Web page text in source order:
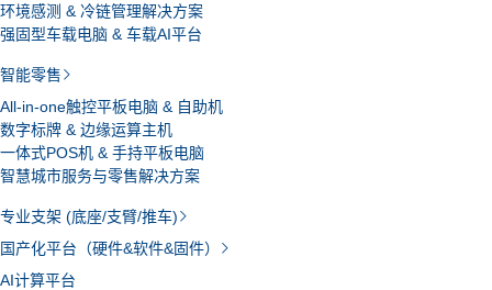
环境感测 & 冷链管理解决方案
强固型车载电脑 & 车载AI平台
智能零售
All-in-one触控平板电脑 & 自助机
数字标牌 & 边缘运算主机
一体式POS机 & 手持平板电脑
智慧城市服务与零售解决方案
专业支架 (底座/支臂/推车)
国产化平台（硬件&软件&固件）
AI计算平台